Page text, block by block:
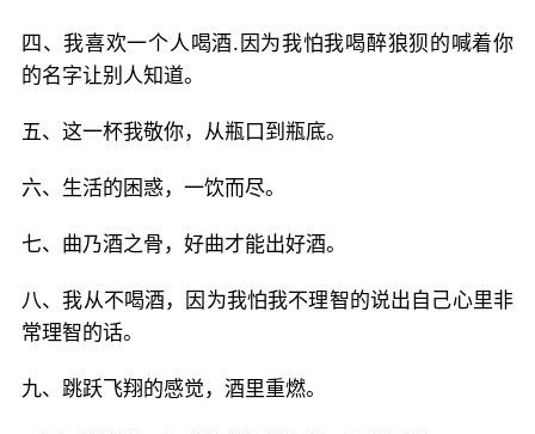
四、我喜欢一个人喝酒.因为我怕我喝醉狼狈的喊着你
的名字让别人知道。
五、这一杯我敬你，从瓶口到瓶底。
六、生活的困惑，一饮而尽。
七、曲乃酒之骨，好曲才能出好酒。
八、我从不喝酒，因为我怕我不理智的说出自己心里非
常理智的话。
九、跳跃飞翔的感觉，酒里重燃。